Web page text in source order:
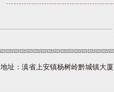
地址：滇省上安镇杨树岭黔城镇大